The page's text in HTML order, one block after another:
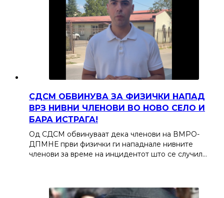
СДСМ ОБВИНУВА ЗА ФИЗИЧКИ НАПАД
ВРЗ НИВНИ ЧЛЕНОВИ ВО НОВО СЕЛО И
БАРА ИСТРАГА!
Од СДСМ обвинуваат дека членови на ВМРО-
ДПМНЕ први физички ги нападнале нивните
членови за време на инцидентот што се случил…